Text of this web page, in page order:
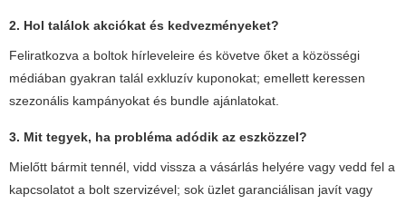
2. Hol találok akciókat és kedvezményeket?
Feliratkozva a boltok hírleveleire és követve őket a közösségi
médiában gyakran talál exkluzív kuponokat; emellett keressen
szezonális kampányokat és bundle ajánlatokat.
3. Mit tegyek, ha probléma adódik az eszközzel?
Mielőtt bármit tennél, vidd vissza a vásárlás helyére vagy vedd fel a
kapcsolatot a bolt szervizével; sok üzlet garanciálisan javít vagy